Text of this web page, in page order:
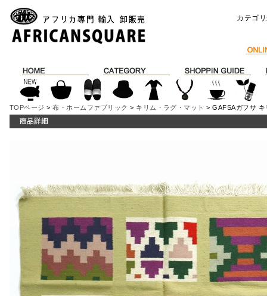
カテゴ
TOPページ >布・ホームファブリック > キリム・ラグ・マット > GAFSAガフサ